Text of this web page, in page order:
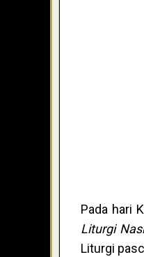
Pada hari
Liturgi
Liturgi